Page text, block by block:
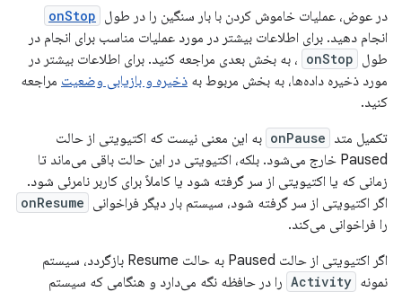
در عوض، عملیات خاموش کردن با بار سنگین را در طول onStop
انجام دهید. برای اطلاعات بیشتر در مورد عملیات مناسب برای انجام در
طول onStop ، به بخش بعدی مراجعه کنید. برای اطلاعات بیشتر در
مورد ذخیره داده‌ها، به بخش مربوط به ذخیره و بازیابی وضعیت مراجعه
کنید.
تکمیل متد onPause به این معنی نیست که اکتیویتی از حالت
Paused خارج می‌شود. بلکه، اکتیویتی در این حالت باقی می‌ماند تا
زمانی که یا اکتیویتی از سر گرفته شود یا کاملاً برای کاربر نامرئی شود.
اگر اکتیویتی از سر گرفته شود، سیستم بار دیگر فراخوانی onResume
را فراخوانی می‌کند.
اگر اکتیویتی از حالت Paused به حالت Resume بازگردد، سیستم
نمونه Activity را در حافظه نگه می‌دارد و هنگامی که سیستم